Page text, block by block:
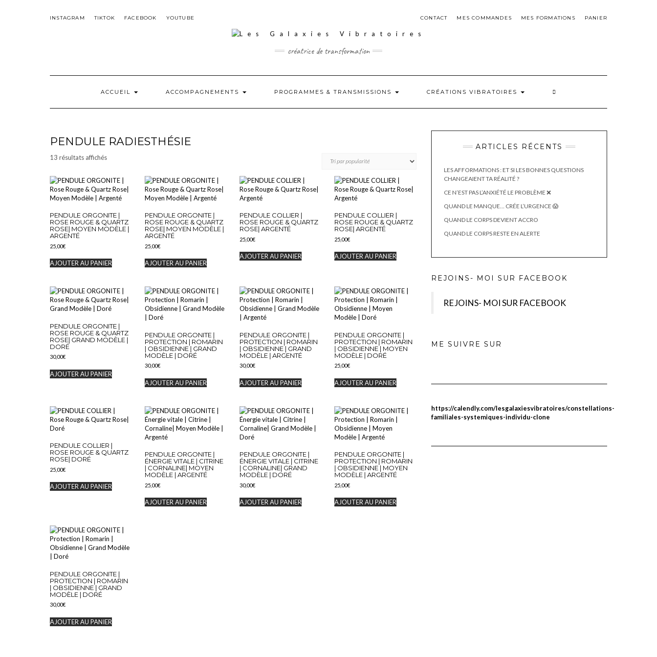
INSTAGRAM TIKTOK FACEBOOK YOUTUBE CONTACT MES COMMANDES MES FORMATIONS PANIER
créatrice de transformation
ACCUEIL ACCOMPAGNEMENTS PROGRAMMES & TRANSMISSIONS CRÉATIONS VIBRATOIRES
PENDULE RADIESTHÉSIE
13 résultats affichésTrié
PENDULE ORGONITE |
ROSE ROUGE & QUARTZ
ROSE| MOYEN MODÈLE |
ARGENTÉ
25,00€
AJOUTER AU PANIER
PENDULE ORGONITE |
ROSE ROUGE & QUARTZ
ROSE| MOYEN MODÈLE |
ARGENTÉ
25,00€
AJOUTER AU PANIER
PENDULE COLLIER |
ROSE ROUGE & QUARTZ
ROSE| ARGENTÉ
25,00€
AJOUTER AU PANIER
PENDULE COLLIER |
ROSE ROUGE & QUARTZ
ROSE| ARGENTÉ
25,00€
AJOUTER AU PANIER
PENDULE ORGONITE |
ROSE ROUGE & QUARTZ
ROSE| GRAND MODÈLE |
DORÉ
30,00€
AJOUTER AU PANIER
PENDULE ORGONITE |
PROTECTION | ROMARIN
| OBSIDIENNE | GRAND
MODÈLE | DORÉ
30,00€
AJOUTER AU PANIER
PENDULE ORGONITE |
PROTECTION | ROMARIN
| OBSIDIENNE | GRAND
MODÈLE | ARGENTÉ
30,00€
AJOUTER AU PANIER
PENDULE ORGONITE |
PROTECTION | ROMARIN
| OBSIDIENNE | MOYEN
MODÈLE | DORÉ
25,00€
AJOUTER AU PANIER
PENDULE COLLIER |
ROSE ROUGE & QUARTZ
ROSE| DORÉ
25,00€
AJOUTER AU PANIER
PENDULE ORGONITE |
ÉNERGIE VITALE | CITRINE
| CORNALINE| MOYEN
MODÈLE | ARGENTÉ
25,00€
AJOUTER AU PANIER
PENDULE ORGONITE |
ÉNERGIE VITALE | CITRINE
| CORNALINE| GRAND
MODÈLE | DORÉ
30,00€
AJOUTER AU PANIER
PENDULE ORGONITE |
PROTECTION | ROMARIN
| OBSIDIENNE | MOYEN
MODÈLE | ARGENTÉ
25,00€
AJOUTER AU PANIER
PENDULE ORGONITE |
PROTECTION | ROMARIN
| OBSIDIENNE | GRAND
MODÈLE | DORÉ
30,00€
AJOUTER AU PANIER
ARTICLES RÉCENTS
LES AFFORMATIONS : ET SI LES BONNES QUESTIONS
CHANGEAIENT TA RÉALITÉ ?
CE N’EST PAS L’ANXIÉTÉ LE PROBLÈME ❌
QUAND LE MANQUE… CRÉE L’URGENCE 😱
QUAND LE CORPS DEVIENT ACCRO
QUAND LE CORPS RESTE EN ALERTE
REJOINS- MOI SUR FACEBOOK
REJOINS- MOI SUR FACEBOOK
ME SUIVRE SUR
https://calendly.com/lesgalaxiesvibratoires/constellations-
familiales-systemiques-individu-clone